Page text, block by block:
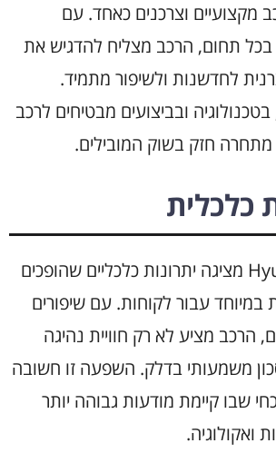
מקצועיים וצרכנים כאחד. עם
בכל תחום, הרכב מצליח להדגיש את
לחדשנות ולשיפור מתמיד.
ובביצועים מבטיחים לרכב
חזק בשוק המובילים.
כלכלית
ה-Hyundai Elantra מציגה יתרונות כלכליים שהופכים
עבור לקוחות. עם שיפורים
הרכב מציע לא רק חוויית נהיגה
משמעותי בדלק. השפעה זו חשובה
שבו קיימת מודעות גבוהה יותר
ואקולוגיה.